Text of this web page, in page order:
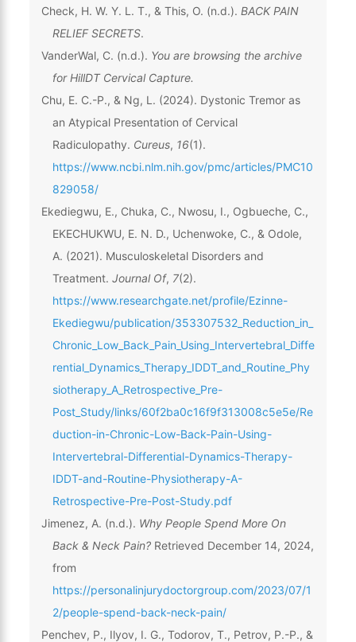
Check, H. W. Y. L. T., & This, O. (n.d.). BACK PAIN
RELIEF SECRETS.
VanderWal, C. (n.d.). You are browsing the archive
for HillDT Cervical Capture.
Chu, E. C.-P., & Ng, L. (2024). Dystonic Tremor as
an Atypical Presentation of Cervical
Radiculopathy. Cureus, 16(1).
https://www.ncbi.nlm.nih.gov/pmc/articles/PMC10
829058/
Ekediegwu, E., Chuka, C., Nwosu, I., Ogbueche, C.,
EKECHUKWU, E. N. D., Uchenwoke, C., & Odole,
A. (2021). Musculoskeletal Disorders and
Treatment. Journal Of, 7(2).
https://www.researchgate.net/profile/Ezinne-
Ekediegwu/publication/353307532_Reduction_in_
Chronic_Low_Back_Pain_Using_Intervertebral_Diffe
rential_Dynamics_Therapy_IDDT_and_Routine_Phy
siotherapy_A_Retrospective_Pre-
Post_Study/links/60f2ba0c16f9f313008c5e5e/Re
duction-in-Chronic-Low-Back-Pain-Using-
Intervertebral-Differential-Dynamics-Therapy-
IDDT-and-Routine-Physiotherapy-A-
Retrospective-Pre-Post-Study.pdf
Jimenez, A. (n.d.). Why People Spend More On
Back & Neck Pain?Retrieved December 14, 2024,
from
https://personalinjurydoctorgroup.com/2023/07/1
2/people-spend-back-neck-pain/
Penchev, P., Ilyov, I. G., Todorov, T., Petrov, P.-P., &